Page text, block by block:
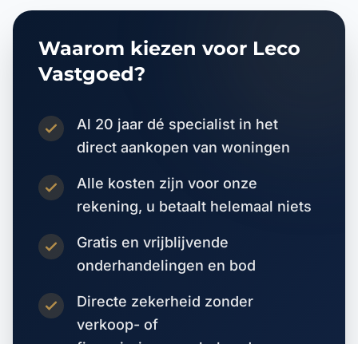
Waarom kiezen voor Leco
Vastgoed?
Al 20 jaar dé specialist in het
direct aankopen van woningen
Alle kosten zijn voor onze
rekening, u betaalt helemaal niets
Gratis en vrijblijvende
onderhandelingen en bod
Directe zekerheid zonder
verkoop- of